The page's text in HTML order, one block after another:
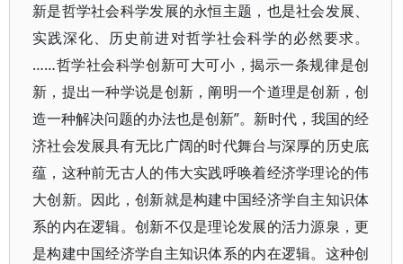
新是哲学社会科学发展的永恒主题，也是社会发展、
实践深化、历史前进对哲学社会科学的必然要求。
……哲学社会科学创新可大可小，揭示一条规律是创
新，提出一种学说是创新，阐明一个道理是创新，创
造一种解决问题的办法也是创新”。新时代，我国的经
济社会发展具有无比广阔的时代舞台与深厚的历史底
蕴，这种前无古人的伟大实践呼唤着经济学理论的伟
大创新。因此，创新就是构建中国经济学自主知识体
系的内在逻辑。创新不仅是理论发展的活力源泉，更
是构建中国经济学自主知识体系的内在逻辑。这种创